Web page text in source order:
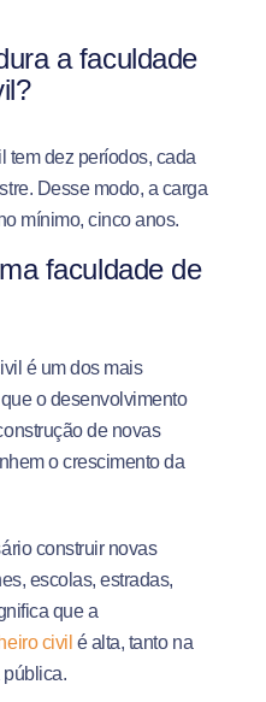
a faculdade
tem dez períodos, cada
Desse modo, a carga
mínimo, cinco anos.
faculdade de
é um dos mais
o desenvolvimento
de novas
o crescimento da
construir novas
escolas, estradas,
que a
civil é alta, tanto na